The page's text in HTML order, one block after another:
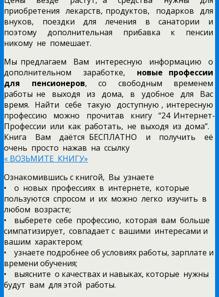
приобретения лекарств, продуктов, подарков для
внуков, поездки для лечения в санатории и
поэтому дополнительная прибавка к пенсии
никому не помешает.
Мы предлагаем Вам интересную информацию о
дополнительном заработке, новые профессии
для пенсионеров, со свободным временем
работы не выходя из дома, в удобное для Вас
время. Найти себе такую доступную , интересную
профессию можно прочитав книгу “24 Интернет-
Профессии или как работать, не выходя из дома”.
Книга Вам даётся БЕСПЛАТНО и получить её
очень просто нажав на ссылку
« ВОЗЬМИТЕ КНИГУ»
Ознакомившись с книгой, Вы узнаете
• о новых профессиях в интернете, которые
пользуются спросом и их можно легко изучить в
любом возрасте;
• выберете себе профессию, которая вам больше
симпатизирует, совпадает с вашими интересами и
вашим характером;
• узнаете подробнее об условиях работы, зарплате и
времени обучения;
• выясните о качествах и навыках, которые нужны
будут вам для этой работы.